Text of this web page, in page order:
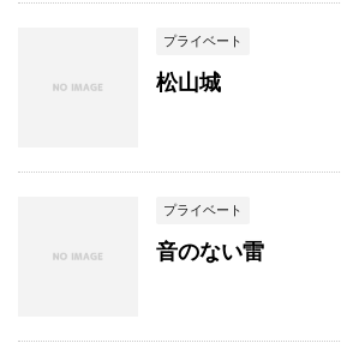
プライベート
松山城
プライベート
音のない雷